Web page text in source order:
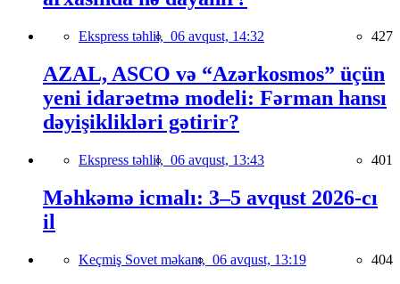
Ekspress təhlil, 06 avqust, 14:32 427
AZAL, ASCO və “Azərkosmos” üçün
yeni idarəetmə modeli: Fərman hansı
dəyişiklikləri gətirir?
Ekspress təhlil, 06 avqust, 13:43 401
Məhkəmə icmalı: 3–5 avqust 2026-cı
il
Keçmiş Sovet məkanı, 06 avqust, 13:19 404